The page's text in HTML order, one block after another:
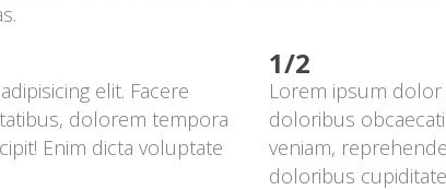
elit. Facere
dolorem tempora
Enim dicta voluptate
1/2
Lorem ipsum
doloribus
veniam,
doloribus